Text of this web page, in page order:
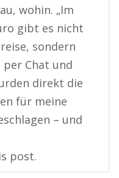
wohin. „Im
gibt es nicht
sondern
Chat und
direkt die
für meine
– und
post.